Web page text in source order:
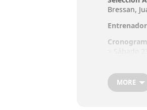
Bressan,
> Jueves 28
> Sábado
MORE